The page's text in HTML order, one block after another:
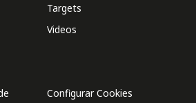
Targets
Videos
Configurar Cookies